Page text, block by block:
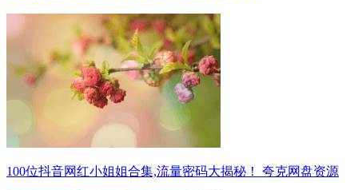
100位抖音网红小姐姐合集,流量密码大揭秘！ 夸克网盘资源